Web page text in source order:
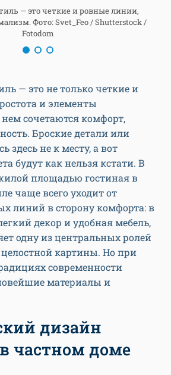
— это четкие и ровные линии,
Фото: Svet_Feo / Shutterstock /
Fotodom
— это не только четкие и
и элементы
сочетаются комфорт,
Броские детали или
здесь не к месту, а вот
будут как нельзя кстати. В
площадью гостиная в
чаще всего уходит от
линий в сторону комфорта: в
декор и удобная мебель,
одну из центральных ролей
целостной картины. Но при
современности
материалы и
дизайн
частном доме